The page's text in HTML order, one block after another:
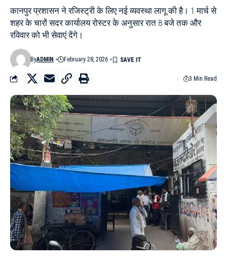
कानपुर प्रशासन ने रजिस्ट्री के लिए नई व्यवस्था लागू की है। 1 मार्च से
शहर के चारों सदर कार्यालय रोस्टर के अनुसार रात 8 बजे तक और
रविवार को भी सेवाएं देंगे।
ByADMIN February 28, 2026
3 Min Read